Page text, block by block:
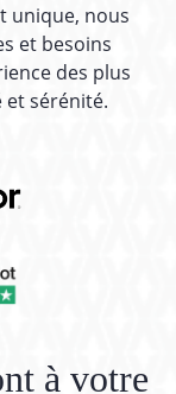
unique, nous
et besoins
des plus
sérénité.
à votre